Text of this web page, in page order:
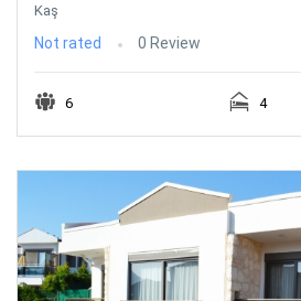
Kaş
Not rated 0 Review
6 4